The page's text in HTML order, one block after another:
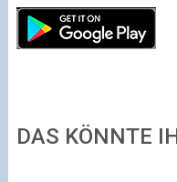
DAS KÖNNTE